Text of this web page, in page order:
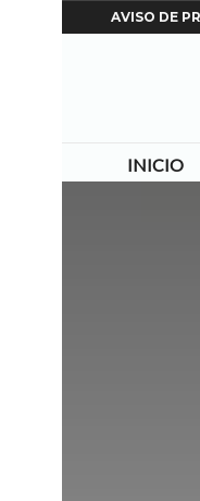
AVISO DE
INICIO